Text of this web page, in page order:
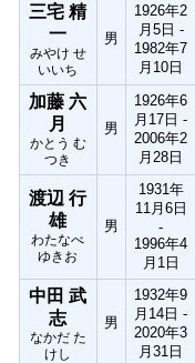
三宅 精
一
みやけ せ
いいち
男
1926年2
月5日 -
1982年7
月10日
加藤 六
月
かとう む
つき
男
1926年6
月17日 -
2006年2
月28日
渡辺 行
雄
わたなべ
ゆきお
男
1931年
11月6日
-
1996年4
月1日
中田 武
志
なかだ た
けし
男
1932年9
月14日 -
2020年3
月31日